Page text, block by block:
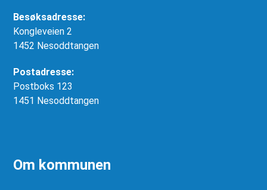
Besøksadresse:
Kongleveien 2
1452 Nesoddtangen
Postadresse:
Postboks 123
1451 Nesoddtangen
Om kommunen